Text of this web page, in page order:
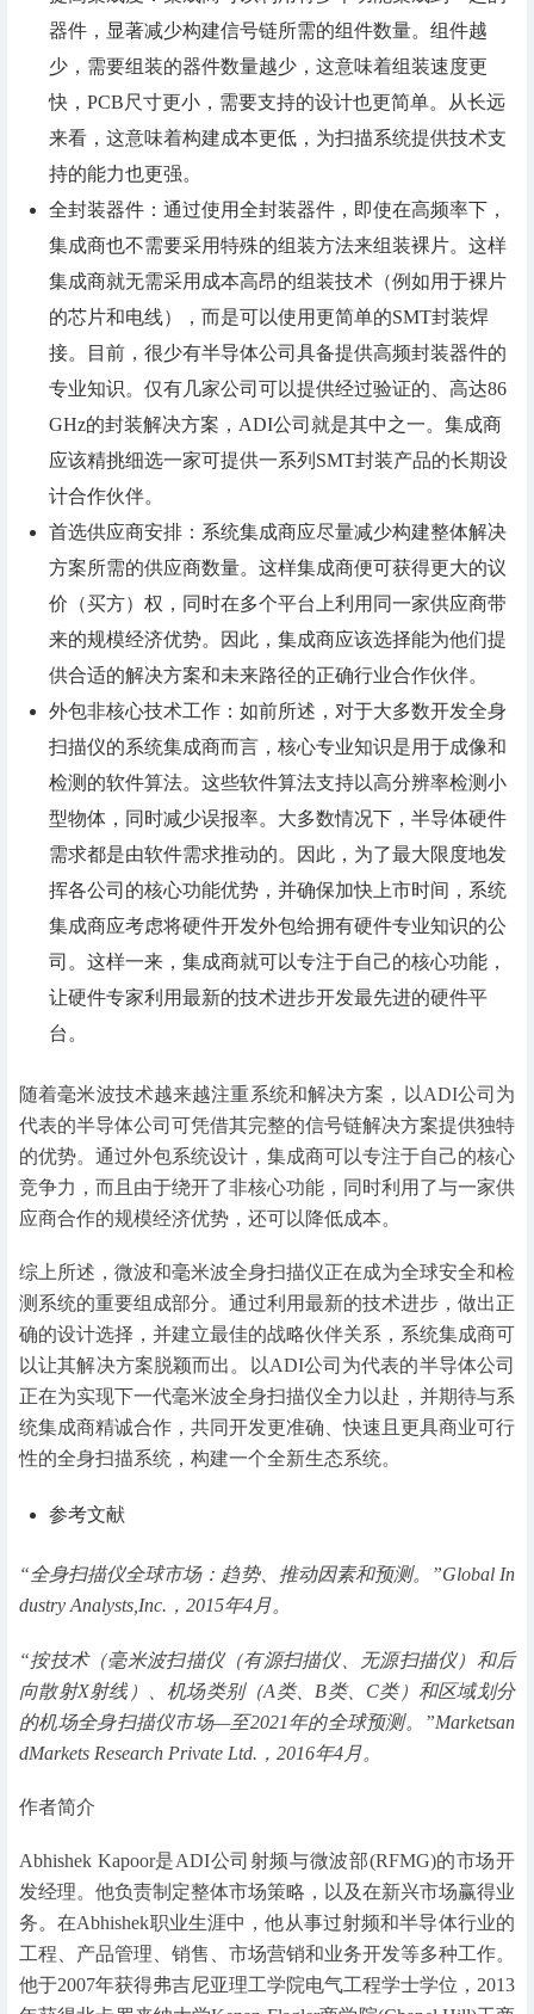
器件，显著减少构建信号链所需的组件数量。组件越
少，需要组装的器件数量越少，这意味着组装速度更
快，PCB尺寸更小，需要支持的设计也更简单。从长远
来看，这意味着构建成本更低，为扫描系统提供技术支
持的能力也更强。
全封装器件：通过使用全封装器件，即使在高频率下，
集成商也不需要采用特殊的组装方法来组装裸片。这样
集成商就无需采用成本高昂的组装技术（例如用于裸片
的芯片和电线），而是可以使用更简单的SMT封装焊
接。目前，很少有半导体公司具备提供高频封装器件的
专业知识。仅有几家公司可以提供经过验证的、高达86
GHz的封装解决方案，ADI公司就是其中之一。集成商
应该精挑细选一家可提供一系列SMT封装产品的长期设
计合作伙伴。
首选供应商安排：系统集成商应尽量减少构建整体解决
方案所需的供应商数量。这样集成商便可获得更大的议
价（买方）权，同时在多个平台上利用同一家供应商带
来的规模经济优势。因此，集成商应该选择能为他们提
供合适的解决方案和未来路径的正确行业合作伙伴。
外包非核心技术工作：如前所述，对于大多数开发全身
扫描仪的系统集成商而言，核心专业知识是用于成像和
检测的软件算法。这些软件算法支持以高分辨率检测小
型物体，同时减少误报率。大多数情况下，半导体硬件
需求都是由软件需求推动的。因此，为了最大限度地发
挥各公司的核心功能优势，并确保加快上市时间，系统
集成商应考虑将硬件开发外包给拥有硬件专业知识的公
司。这样一来，集成商就可以专注于自己的核心功能，
让硬件专家利用最新的技术进步开发最先进的硬件平
台。
随着毫米波技术越来越注重系统和解决方案，以ADI公司为
代表的半导体公司可凭借其完整的信号链解决方案提供独特
的优势。通过外包系统设计，集成商可以专注于自己的核心
竞争力，而且由于绕开了非核心功能，同时利用了与一家供
应商合作的规模经济优势，还可以降低成本。
综上所述，微波和毫米波全身扫描仪正在成为全球安全和检
测系统的重要组成部分。通过利用最新的技术进步，做出正
确的设计选择，并建立最佳的战略伙伴关系，系统集成商可
以让其解决方案脱颖而出。以ADI公司为代表的半导体公司
正在为实现下一代毫米波全身扫描仪全力以赴，并期待与系
统集成商精诚合作，共同开发更准确、快速且更具商业可行
性的全身扫描系统，构建一个全新生态系统。
参考文献
“全身扫描仪全球市场：趋势、推动因素和预测。”Global In
dustry Analysts,Inc.，2015年4月。
“按技术（毫米波扫描仪（有源扫描仪、无源扫描仪）和后
向散射X射线）、机场类别（A类、B类、C类）和区域划分
的机场全身扫描仪市场—至2021年的全球预测。”Marketsan
dMarkets Research Private Ltd.，2016年4月。
作者简介
Abhishek Kapoor是ADI公司射频与微波部(RFMG)的市场开
发经理。他负责制定整体市场策略，以及在新兴市场赢得业
务。在Abhishek职业生涯中，他从事过射频和半导体行业的
工程、产品管理、销售、市场营销和业务开发等多种工作。
他于2007年获得弗吉尼亚理工学院电气工程学士学位，2013